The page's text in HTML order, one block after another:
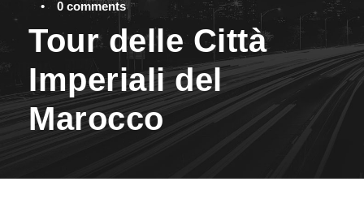
•
0 comments
Tour delle Città
Imperiali del
Marocco